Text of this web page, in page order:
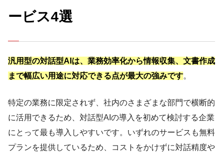
ービス4選
汎用型の対話型AIは、業務効率化から情報収集、文書作成
まで幅広い用途に対応できる点が最大の強みです。
特定の業務に限定されず、社内のさまざまな部門で横断的
に活用できるため、対話型AIの導入を初めて検討する企業
にとって最も導入しやすいです。いずれのサービスも無料
プランを提供しているため、コストをかけずに対話精度や